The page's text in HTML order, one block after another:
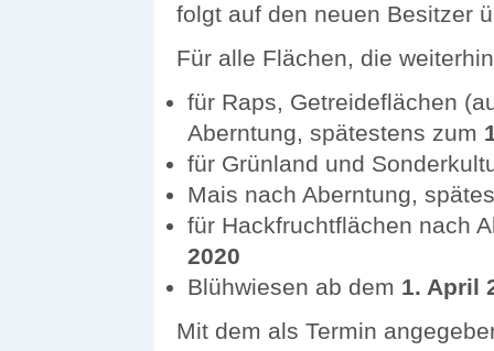
folgt auf den neuen Besitzer
Für alle Flächen, die
für Raps, Getreideflächen
Aberntung, spätestens zum
für Grünland und
Mais nach Aberntung,
für Hackfruchtflächen nach
2020
Blühwiesen ab dem 1. April
Mit dem als Termin